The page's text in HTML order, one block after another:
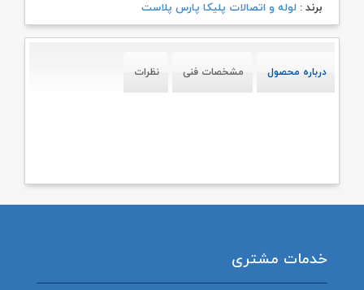
برند : لوله و اتصالات پلیکا پارس پلاست
درباره محصول مشخصات فنی نظرات
خدمات مشتری